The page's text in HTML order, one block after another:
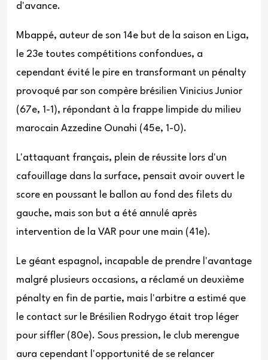
d'avance.
Mbappé, auteur de son 14e but de la saison en Liga,
le 23e toutes compétitions confondues, a
cependant évité le pire en transformant un pénalty
provoqué par son compère brésilien Vinicius Junior
(67e, 1-1), répondant à la frappe limpide du milieu
marocain Azzedine Ounahi (45e, 1-0).
L'attaquant français, plein de réussite lors d'un
cafouillage dans la surface, pensait avoir ouvert le
score en poussant le ballon au fond des filets du
gauche, mais son but a été annulé après
intervention de la VAR pour une main (41e).
Le géant espagnol, incapable de prendre l'avantage
malgré plusieurs occasions, a réclamé un deuxième
pénalty en fin de partie, mais l'arbitre a estimé que
le contact sur le Brésilien Rodrygo était trop léger
pour siffler (80e). Sous pression, le club merengue
aura cependant l'opportunité de se relancer